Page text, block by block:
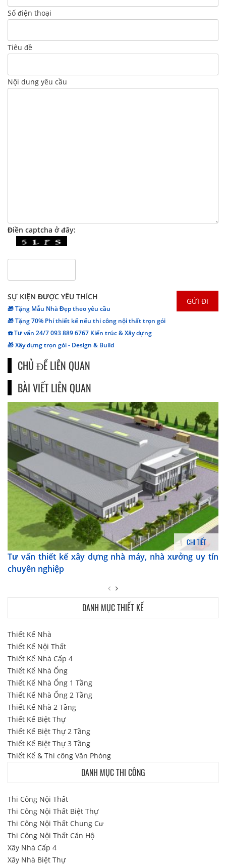
Số điện thoại
Tiêu đề
Nội dung yêu cầu
Điền captcha ở đây:
SỰ KIỆN ĐƯỢC YÊU THÍCH
🎁 Tặng Mẫu Nhà Đẹp theo yêu cầu
🎁 Tặng 70% Phí thiết kế nếu thi công nội thất trọn gói
☎️ Tư vấn 24/7 093 889 6767 Kiến trúc & Xây dựng
🎁 Xây dựng trọn gói - Design & Build
CHỦ ĐỀ LIÊN QUAN
BÀI VIẾT LIÊN QUAN
CHI TIẾT
Tư vấn thiết kế xây dựng nhà máy, nhà xưởng uy tín
chuyên nghiệp
DANH MỤC THIẾT KẾ
Thiết Kế Nhà
Thiết Kế Nội Thất
Thiết Kế Nhà Cấp 4
Thiết Kế Nhà Ống
Thiết Kế Nhà Ống 1 Tầng
Thiết Kế Nhà Ống 2 Tầng
Thiết Kế Nhà 2 Tầng
Thiết Kế Biệt Thự
Thiết Kế Biệt Thự 2 Tầng
Thiết Kế Biệt Thự 3 Tầng
Thiết Kế & Thi công Văn Phòng
DANH MỤC THI CÔNG
Thi Công Nội Thất
Thi Công Nội Thất Biệt Thự
Thi Công Nội Thất Chung Cư
Thi Công Nội Thất Căn Hộ
Xây Nhà Cấp 4
Xây Nhà Biệt Thự